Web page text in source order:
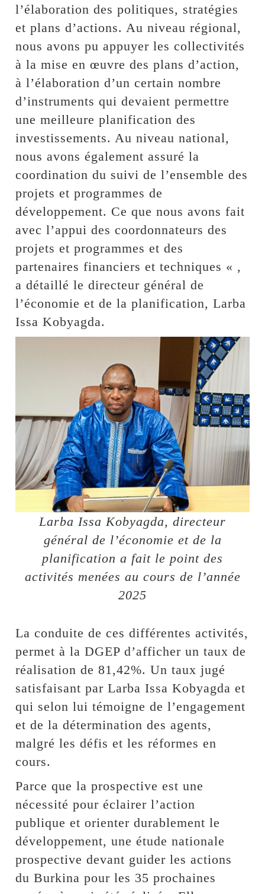
l’élaboration des politiques, stratégies
et plans d’actions. Au niveau régional,
nous avons pu appuyer les collectivités
à la mise en œuvre des plans d’action,
à l’élaboration d’un certain nombre
d’instruments qui devaient permettre
une meilleure planification des
investissements. Au niveau national,
nous avons également assuré la
coordination du suivi de l’ensemble des
projets et programmes de
développement. Ce que nous avons fait
avec l’appui des coordonnateurs des
projets et programmes et des
partenaires financiers et techniques « ,
a détaillé le directeur général de
l’économie et de la planification, Larba
Issa Kobyagda.
Larba Issa Kobyagda, directeur
général de l’économie et de la
planification a fait le point des
activités menées au cours de l’année
2025
La conduite de ces différentes activités,
permet à la DGEP d’afficher un taux de
réalisation de 81,42%. Un taux jugé
satisfaisant par Larba Issa Kobyagda et
qui selon lui témoigne de l’engagement
et de la détermination des agents,
malgré les défis et les réformes en
cours.
Parce que la prospective est une
nécessité pour éclairer l’action
publique et orienter durablement le
développement, une étude nationale
prospective devant guider les actions
du Burkina pour les 35 prochaines